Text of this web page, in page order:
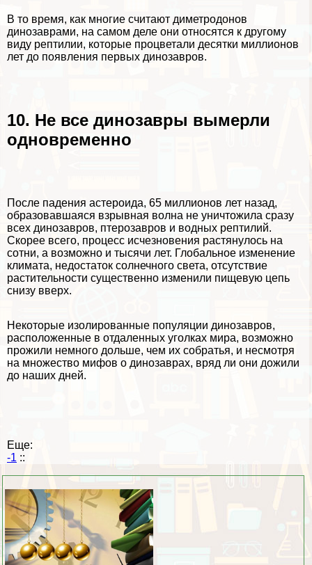
В то время, как многие считают диметродонов
динозаврами, на самом деле они относятся к другому
виду рептилии, которые процветали десятки миллионов
лет до появления первых динозавров.
10. Не все динозавры вымерли
одновременно
После падения астероида, 65 миллионов лет назад,
образовавшаяся взрывная волна не уничтожила сразу
всех динозавров, птерозавров и водных рептилий.
Скорее всего, процесс исчезновения растянулось на
сотни, а возможно и тысячи лет. Глобальное изменение
климата, недостаток солнечного света, отсутствие
растительности существенно изменили пищевую цепь
снизу вверх.
Некоторые изолированные популяции динозавров,
расположенные в отдаленных уголках мира, возможно
прожили немного дольше, чем их собратья, и несмотря
на множество мифов о динозаврах, вряд ли они дожили
до наших дней.
Еще:
-1 ::